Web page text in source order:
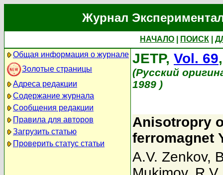
Журнал
НАЧАЛО ПОИСК
Общая информация о журнале
Золотые страницы
Адреса редакции
Содержание журнала
Сообщения редакции
Правила для авторов
Загрузить статью
Проверить статус статьи
JETP, Vol. 69
(Русский
1989 )
Anisotropry
ferromagnet
A.V. Zenkov,